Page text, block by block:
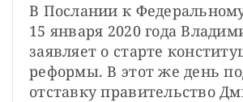
В Послании к
15 января 2020 года
заявляет о старте
реформы. В этот же день
отставку правительство